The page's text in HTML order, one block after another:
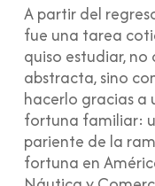
A partir del
fue una tarea
quiso estudiar,
abstracta, sino
hacerlo gracias a
fortuna familiar:
pariente de la
fortuna en